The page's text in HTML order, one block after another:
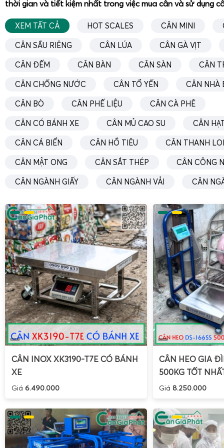
thường gặp và cách khắc phục:
Màn hình không hiển thị:Kiểm tra nguồn điện,
nối. Thay thế nếu cần.
và hiệu chuẩn lại.
Cân không lên số hoặc báo lỗi: Khởi động lại cân,
liên hệ kỹ thuật nếu lỗi vẫn tồn tại.
động ổn định, chính xác và kéo dài tuổi thọ thiết bị.
Dịch vụ miễn phí giao cân điện tử Jadever SKY toàn
Phát
thời gian và tiết kiệm nhất trong việc mua cân và sử dụng
XEM TẤT CẢ HOT SCALES CÂN MINI
CÂN SẦU RIÊNG CÂN LÚA CÂN GÀ VỊT
CÂN ĐẾM CÂN BÀN CÂN SÀN CÂN
CÂN CHỐNG NƯỚC CÂN TỔ YẾN CÂN NHÀ
CÂN BÒ CÂN PHẾ LIỆU CÂN CÀ PHÊ
CÂN CÓ BÁNH XE CÂN MỦ CAO SU CÂN
CÂN CÁ BIỂN CÂN HỒ TIÊU CÂN THANH
CÂN MẬT ONG CÂN SẮT THÉP CÂN CÔNG
CÂN NGÀNH GIẤY CÂN NGÀNH VẢI CÂN
CÂN INOX XK3190-T7E CÓ BÁNH
XE
Giá 6.490.000
CÂN HEO GIA
500KG TỐT
Giá 8.250.000